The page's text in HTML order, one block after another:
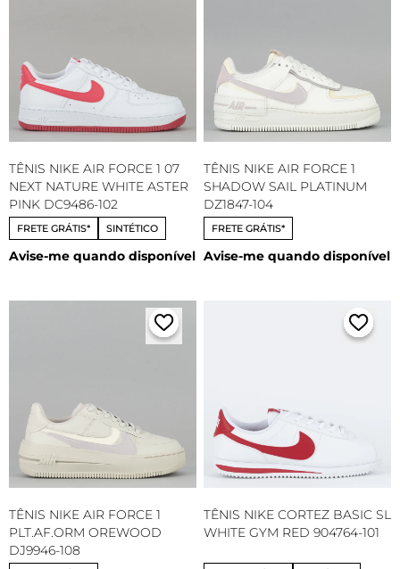
TÊNIS NIKE AIR FORCE 1 07
NEXT NATURE WHITE ASTER
PINK DC9486-102
FRETE GRÁTIS* SINTÉTICO
Avise-me quando disponível
TÊNIS NIKE AIR FORCE 1
SHADOW SAIL PLATINUM
DZ1847-104
FRETE GRÁTIS*
Avise-me quando disponível
TÊNIS NIKE AIR FORCE 1
PLT.AF.ORM OREWOOD
DJ9946-108
TÊNIS NIKE CORTEZ BASIC SL
WHITE GYM RED 904764-101